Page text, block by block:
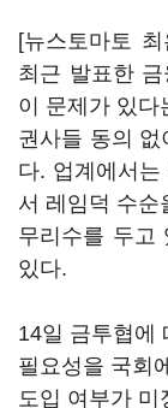
[뉴스토마토
최근 발표한
이 문제가 있다
권사들 동의 없
다. 업계에서
서 레임덕 수순
무리수를 두고
있다.
14일 금투협에
필요성을 국회
도입 여부가 미